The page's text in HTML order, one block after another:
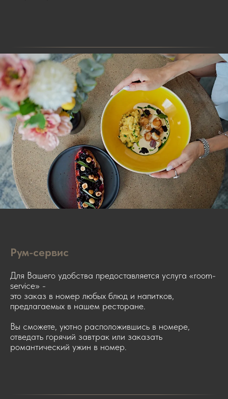
Рум-сервис
Для Вашего удобства предоставляется услуга «room-
service» -
это заказ в номер любых блюд и напитков,
предлагаемых в нашем ресторане.
Вы сможете, уютно расположившись в номере,
отведать горячий завтрак или заказать
романтический ужин в номер.